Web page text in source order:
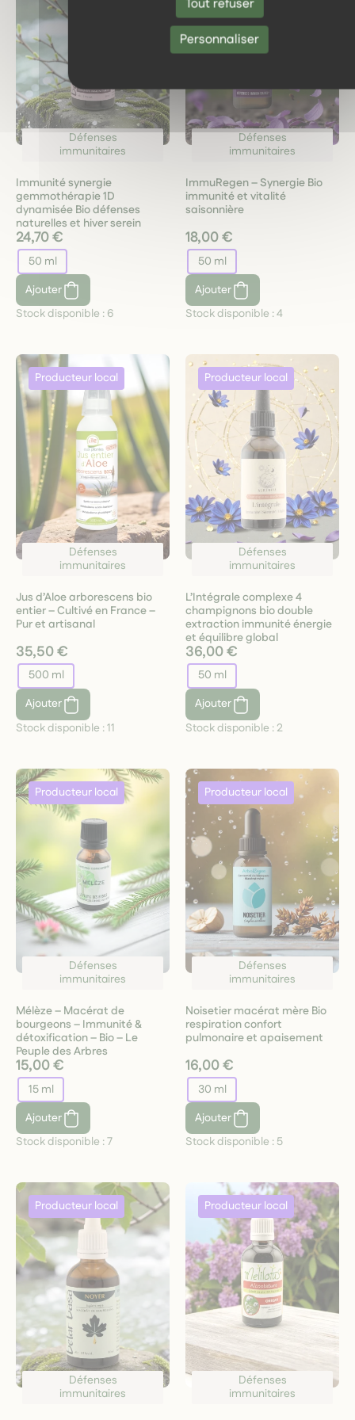
Tout refuser
Personnaliser
Défenses
immunitaires
Immunité synergie
gemmothérapie 1D
dynamisée Bio défenses
naturelles et hiver serein
24,70 €
50 ml
Ajouter
Stock disponible : 6
Défenses
immunitaires
ImmuRegen – Synergie Bio
immunité et vitalité
saisonnière
18,00 €
50 ml
Ajouter
Stock disponible :4
Défenses
immunitaires
Jus d’Aloe arborescens bio
entier – Cultivé en France –
Pur et artisanal
35,50 €
500 ml
Ajouter
Stock disponible :11
Défenses
immunitaires
L’Intégrale complexe 4
champignons bio double
extraction immunité énergie
et équilibre global
36,00 €
50 ml
Ajouter
Stock disponible : 2
Défenses
immunitaires
Mélèze – Macérat de
bourgeons – Immunité &
détoxification – Bio – Le
Peuple des Arbres
15,00 €
15 ml
Ajouter
Stock disponible :7
Défenses
immunitaires
Noisetier macérat mère Bio
respiration confort
pulmonaire et apaisement
16,00 €
30 ml
Ajouter
Stock disponible : 5
Défenses
immunitaires
Défenses
immunitaires